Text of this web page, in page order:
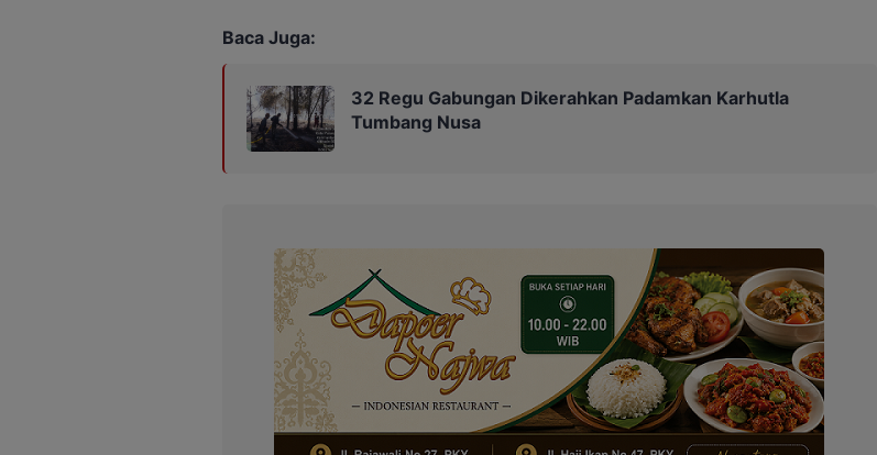
Baca Juga:
32 Regu Gabungan Dikerahkan Padamkan Karhutla
Tumbang Nusa